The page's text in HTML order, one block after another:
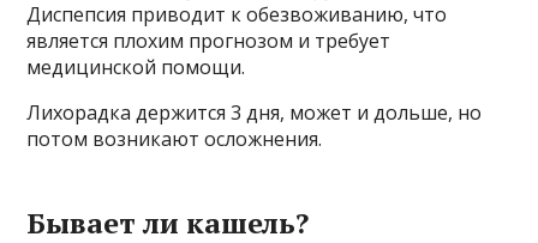
Диспепсия приводит к обезвоживанию, что
является плохим прогнозом и требует
медицинской помощи.
Лихорадка держится 3 дня, может и дольше, но
потом возникают осложнения.
Бывает ли кашель?